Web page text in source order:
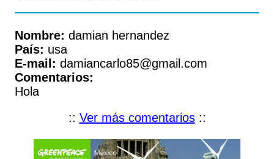
Nombre: damian hernandez
País: usa
E-mail: damiancarlo85@gmail.com
Comentarios:
Hola
:: Ver más comentarios::